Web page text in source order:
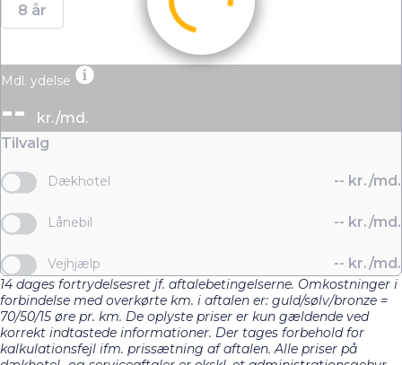
8 år
Mdl. ydelse
--
kr./md.
Tilvalg
Dækhotel -- kr./md.
Lånebil -- kr./md.
Vejhjælp -- kr./md.
14 dages fortrydelsesret jf. aftalebetingelserne. Omkostninger i
forbindelse med overkørte km. i aftalen er: guld/sølv/bronze =
70/50/15 øre pr. km. De oplyste priser er kun gældende ved
korrekt indtastede informationer. Der tages forbehold for
kalkulationsfejl ifm. prissætning af aftalen. Alle priser på